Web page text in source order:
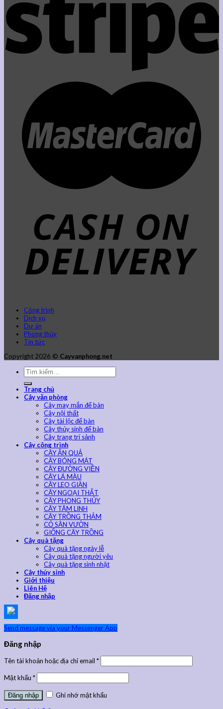
Công trình
Dịch vụ
Dự án
Phong thủy
Tin tức
Copyright 2026 © Cayvanphong.net
Trang chủ
Cây văn phòng
Cây may mắn để bàn
Cây nội thất
Cây tài lộc để bàn
Cây thủy sinh để bàn
Cây trang trí sảnh
Cây công trình
CÂY ĂN QUẢ
CÂY BÓNG MÁT
CÂY ĐƯỜNG VIỀN
CÂY LÁ MÀU
CÂY LEO GIÀN
CÂY NGOẠI THẤT
CÂY PHONG THỦY
CÂY TÂM LINH
CÂY TRỒNG THẢM
CỎ SÂN VƯỜN
GIỐNG CÂY TRỒNG
Cây quà tặng
Cây quà tặng ngày lễ
Cây quà tặng người yêu
Cây quà tặng sinh nhật
Cây thủy sinh
Giới thiệu
Liên Hệ
Đăng nhập
Send message via your Messenger App
Đăng nhập
Tên tài khoản hoặc địa chỉ email *
Mật khẩu *
Ghi nhớ mật khẩu